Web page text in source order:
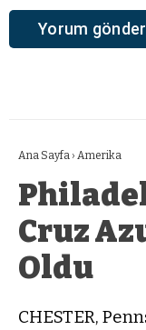
Ana Sayfa › Amerika
Cruz
Oldu
CHESTER,